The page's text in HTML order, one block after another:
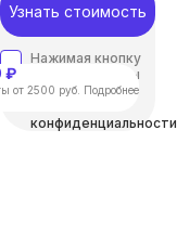
Узнать стоимость
Нажимая кнопку
“отправить”, вы
соглашаетесь с
конфиденциальности
₽
от 2500 руб. Подробнее